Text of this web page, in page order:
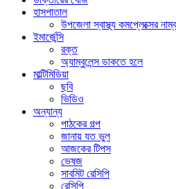
হাসপাতাল
উপজেলা স্বাস্থ্য কমপ্লেক্সের
ইমার্জেন্সি
রক্ত
অ্যাম্বুলেন্স ডাকতে হলে
মাল্টিমিডিয়া
ছবি
ভিডিও
অন্যান্য
পাঠকের গল্প
জানায় যত ভুল
আজকের টিপস
ভেষজ
সাবমিট রেসিপি
রেসিপি